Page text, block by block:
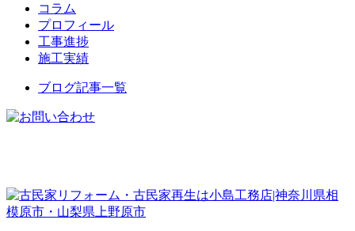
コラム
プロフィール
工事進捗
施工実績
ブログ記事一覧